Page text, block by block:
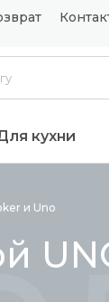
кухни
и Uno